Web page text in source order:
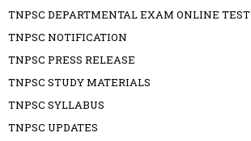
TNPSC DEPARTMENTAL EXAM ONLINE TEST
TNPSC NOTIFICATION
TNPSC PRESS RELEASE
TNPSC STUDY MATERIALS
TNPSC SYLLABUS
TNPSC UPDATES